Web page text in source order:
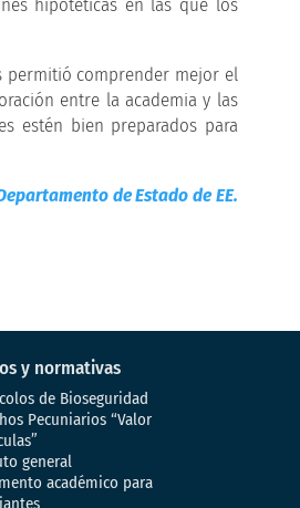
hipotéticas en las que los
permitió comprender mejor el
entre la academia y las
estén bien preparados para
de Estado de EE.
y normativas
de Bioseguridad
Pecuniarios “Valor
general
académico para